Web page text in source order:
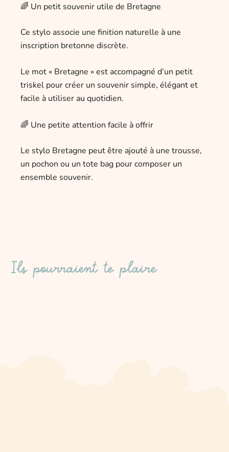
🌈 Un petit souvenir utile de Bretagne
Ce stylo associe une finition naturelle à une
inscription bretonne discrète.
Le mot « Bretagne » est accompagné d’un petit
triskel pour créer un souvenir simple, élégant et
facile à utiliser au quotidien.
🌈 Une petite attention facile à offrir
Le stylo Bretagne peut être ajouté à une trousse,
un pochon ou un tote bag pour composer un
ensemble souvenir.
Ils pourraient te plaire